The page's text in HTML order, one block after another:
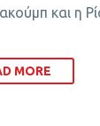
και η
MORE